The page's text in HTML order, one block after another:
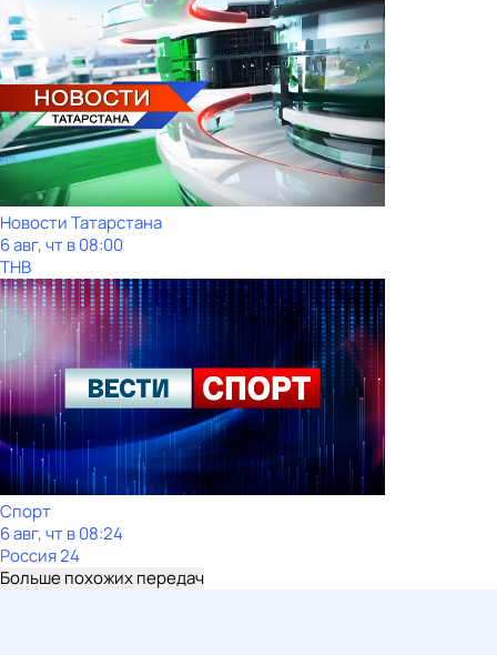
Новости Татарстана
6 авг, чт в 08:00
ТНВ
Спорт
6 авг, чт в 08:24
Россия 24
Больше похожих передач